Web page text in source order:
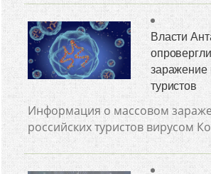
Власти
заражение
туристов
Информация о массовом
российских туристов вирусом